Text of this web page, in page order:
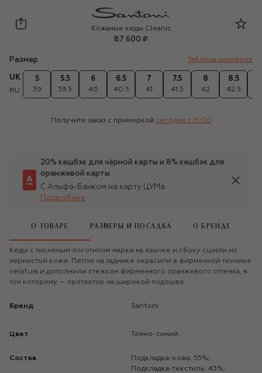
Santoni
Кожаные кеды Cleanic
87 600 ₽
Размер Таблица размеров
UK
RU
5
39
5.5
39.5
6
40
6.5
40.5
7
41
7.5
41.5
8
42
8.5
42.5
Получите заказ с примеркой сегодня c 15:00
20% кешбэк для чёрной карты и 8% кешбэк для
оранжевой карты
С Альфа-Банком на карту ЦУМа
Подробнее
О ТОВАРЕ РАЗМЕРЫ И ПОСАДКА О БРЕНДЕ
Кеды с тисненым логотипом марки на язычке и сбоку сшили из
зернистой кожи. Петлю на заднике окрасили в фирменной технике
velatura и дополнили стежком фирменного оранжевого оттенка, в
тон которому — протектор на широкой подошве.
Бренд Santoni
Цвет Темно-синий
Состав
Подкладка-кожа: 55%;
Подкладка-текстиль: 43%;